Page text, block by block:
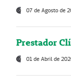
07 de Agosto de
Prestador
01 de Abril de